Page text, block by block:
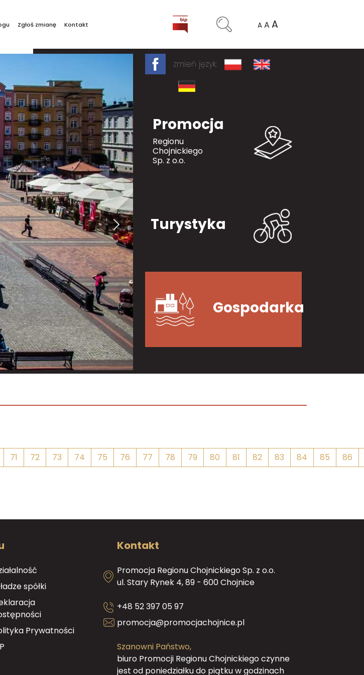
Zgłoś zmianę Kontakt A A A
zmień język:
Promocja
Regionu
Chojnickiego
Sp. z o.o.
Turystyka
Gospodarka
71 72 73 74 75 76 77 78 79 80 81 82 83 84 85 86
spółki
Prywatności
Kontakt
Promocja Regionu Chojnickiego Sp. z o.o.
ul. Stary Rynek 4, 89 - 600 Chojnice
+48 52 397 05 97
promocja@promocjachojnice.pl
Szanowni Państwo,
biuro Promocji Regionu Chojnickiego czynne
jest od poniedziałku do piątku w godzinach